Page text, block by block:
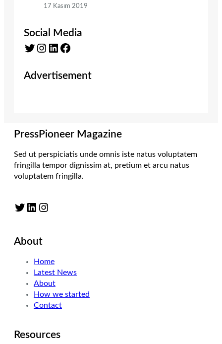
17 Kasım 2019
Social Media
Twitter Instagram LinkedIn Facebook
Advertisement
PressPioneer Magazine
Sed ut perspiciatis unde omnis iste natus voluptatem
fringilla tempor dignissim at, pretium et arcu natus
voluptatem fringilla.
Twitter LinkedIn Instagram
About
Home
Latest News
About
How we started
Contact
Resources